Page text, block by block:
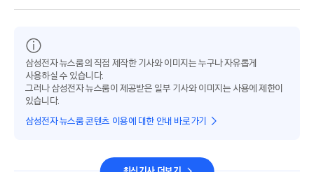
삼성전자 뉴스룸의 직접 제작한 기사와 이미지는 누구나 자유롭게
사용하실 수 있습니다.
그러나 삼성전자 뉴스룸이 제공받은 일부 기사와 이미지는 사용에 제한이
있습니다.
삼성전자 뉴스룸 콘텐츠 이용에 대한 안내 바로가기